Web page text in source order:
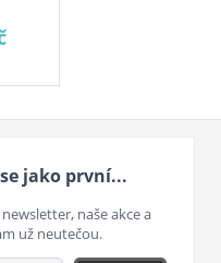
jako první...
naše akce a
už neutečou.